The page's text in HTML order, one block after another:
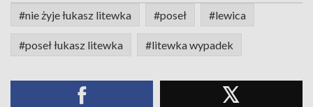
#nie żyje łukasz litewka #poseł #lewica
#poseł łukasz litewka #litewka wypadek